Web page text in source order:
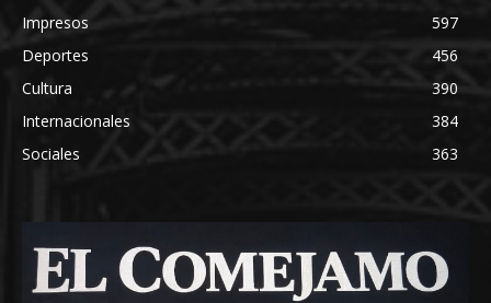
Impresos
597
Deportes
456
Cultura
390
Internacionales
384
Sociales
363